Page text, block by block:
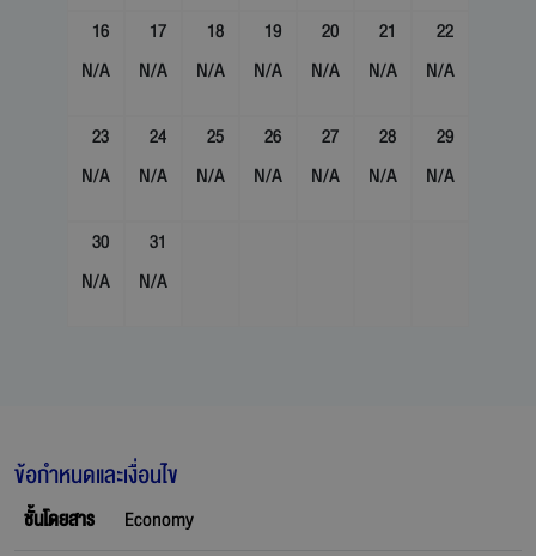
16
N/A
17
N/A
18
N/A
19
N/A
20
N/A
21
N/A
22
N/A
23
N/A
24
N/A
25
N/A
26
N/A
27
N/A
28
N/A
29
N/A
30
N/A
31
N/A
ข้อกำหนดและเงื่อนไข
ชั้นโดยสาร
Economy